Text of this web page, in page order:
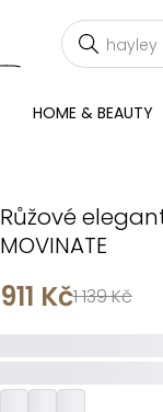
HOME & BEAUTY
Růžové
MOVINATE
1 139 Kč
911 Kč